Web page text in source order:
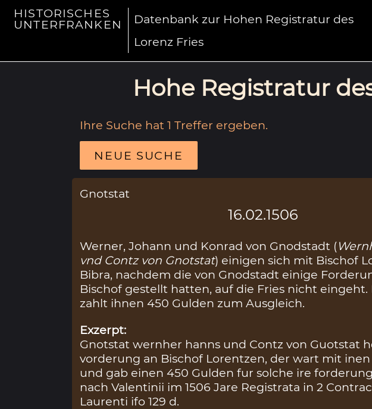
HISTORISCHES
UNTERFRANKEN
Datenbank zur Hohen Registratur des
Lorenz Fries
Hohe Registratur
Ihre Suche hat 1 Treffer ergeben.
NEUE SUCHE
Gnotstat
16.02.1506
Werner, Johann und Konrad von Gnodstadt (
vnd Contz von Gnotstat) einigen sich mit Bischof
Bibra, nachdem die von Gnodstadt einige
Bischof gestellt hatten, auf die Fries nicht eingeht.
zahlt ihnen 450 Gulden zum Ausgleich.
Exzerpt:
Gnotstat wernher hanns und Contz von Guotstat
vorderung an Bischof Lorentzen, der wart mit
und gab einen 450 Gulden fur solche ire
nach Valentinii im 1506 Jare Registrata in 2
Laurenti ifo 129 d.